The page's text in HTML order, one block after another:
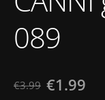
089
€3.99 €1.99